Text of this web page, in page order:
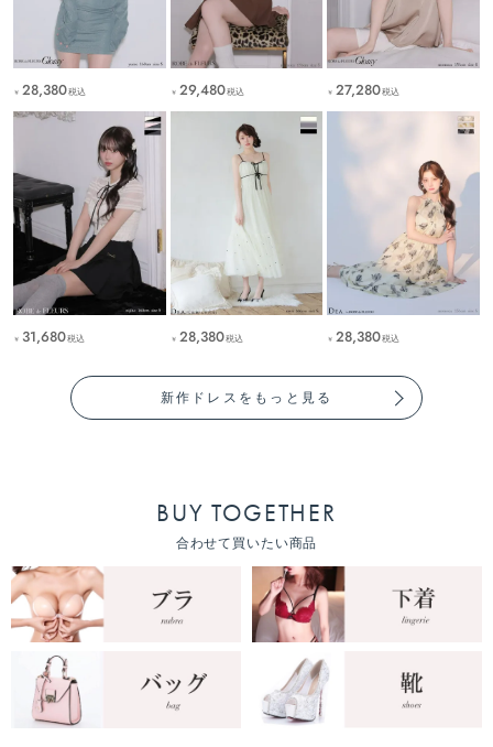
￥ 28,380税込 ￥ 29,480税込 ￥ 27,280税込
￥ 31,680税込 ￥ 28,380税込 ￥ 28,380税込
新作ドレスをもっと見る
BUY TOGETHER
合わせて買いたい商品